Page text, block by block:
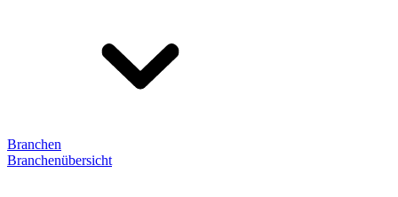
Branchen
Branchenübersicht